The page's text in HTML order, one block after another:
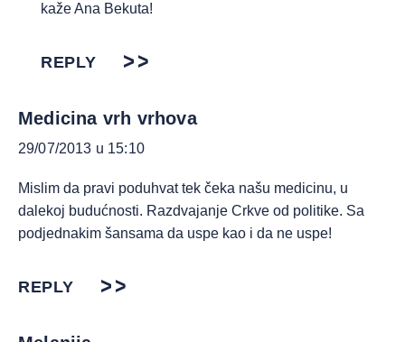
kaže Ana Bekuta!
REPLY
Medicina vrh vrhova
29/07/2013 u 15:10
Mislim da pravi poduhvat tek čeka našu medicinu, u
dalekoj budućnosti. Razdvajanje Crkve od politike. Sa
podjednakim šansama da uspe kao i da ne uspe!
REPLY